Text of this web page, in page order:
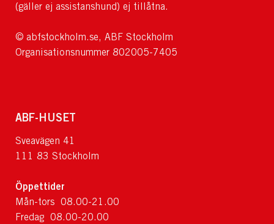
(gäller ej assistanshund) ej tillåtna.
© abfstockholm.se, ABF Stockholm
Organisationsnummer 802005-7405
ABF-HUSET
Sveavägen 41
111 83 Stockholm
Öppettider
Mån-tors 08.00-21.00
Fredag 08.00-20.00